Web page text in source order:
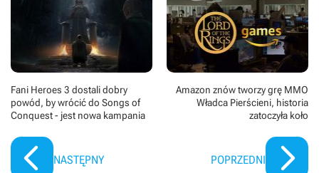
Fani Heroes 3 dostali dobry
powód, by wrócić do Songs of
Conquest - jest nowa kampania
NASTĘPNY
Amazon znów tworzy grę MMO
Władca Pierścieni, historia
zatoczyła koło
POPRZEDNI